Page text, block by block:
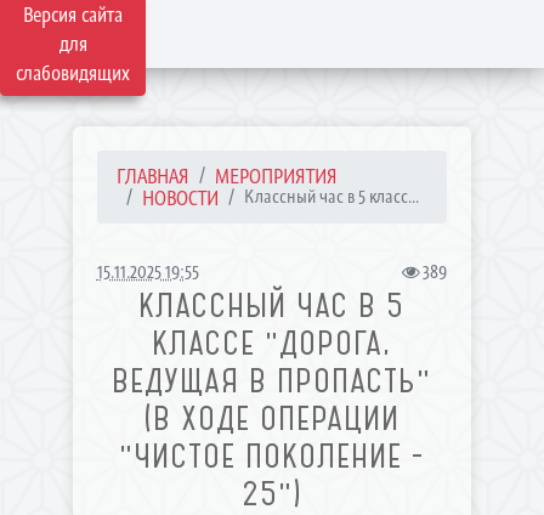
Версия сайта
для
слабовидящих
ГЛАВНАЯ
МЕРОПРИЯТИЯ
НОВОСТИ
Классный час в 5 класс...
15.11.2025 19:55 389
КЛАССНЫЙ ЧАС В 5
КЛАССЕ "ДОРОГА,
ВЕДУЩАЯ В ПРОПАСТЬ"
(В ХОДЕ ОПЕРАЦИИ
"ЧИСТОЕ ПОКОЛЕНИЕ -
25")